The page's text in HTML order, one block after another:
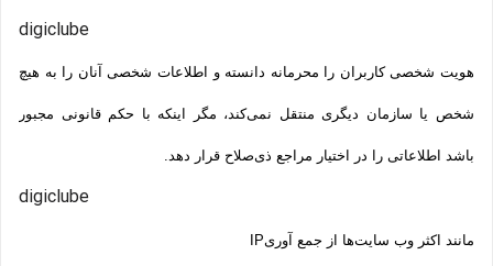
digiclube
هویت شخصی کاربران را محرمانه دانسته و اطلاعات شخصی آنان را به هیچ
شخص یا سازمان دیگری منتقل نمی‌کند، مگر اینکه با حکم قانونی مجبور
باشد اطلاعاتی را در اختیار مراجع ذی‌صلاح قرار دهد.
digiclube
مانند اکثر وب سایت‌ها از جمع آوریIP